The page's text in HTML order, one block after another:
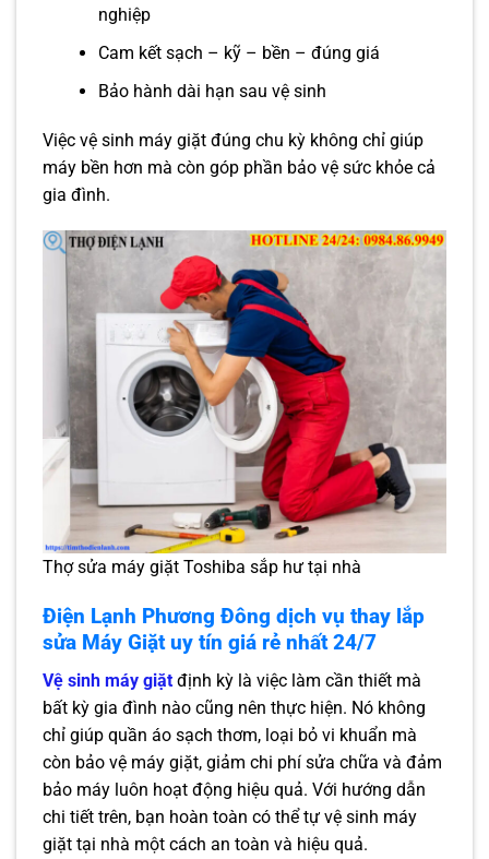
nghiệp
Cam kết sạch – kỹ – bền – đúng giá
Bảo hành dài hạn sau vệ sinh
Việc vệ sinh máy giặt đúng chu kỳ không chỉ giúp
máy bền hơn mà còn góp phần bảo vệ sức khỏe cả
gia đình.
Thợ sửa máy giặt Toshiba sắp hư tại nhà
Điện Lạnh Phương Đông dịch vụ thay lắp
sửa Máy Giặt uy tín giá rẻ nhất 24/7
Vệ sinh máy giặt định kỳ là việc làm cần thiết mà
bất kỳ gia đình nào cũng nên thực hiện. Nó không
chỉ giúp quần áo sạch thơm, loại bỏ vi khuẩn mà
còn bảo vệ máy giặt, giảm chi phí sửa chữa và đảm
bảo máy luôn hoạt động hiệu quả. Với hướng dẫn
chi tiết trên, bạn hoàn toàn có thể tự vệ sinh máy
giặt tại nhà một cách an toàn và hiệu quả.